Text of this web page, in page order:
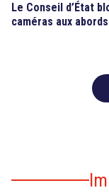
Le Conseil d’État
caméras aux